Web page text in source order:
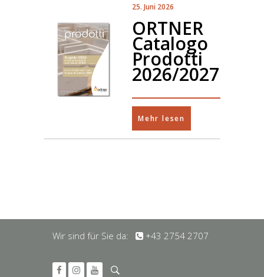
25. Juni 2026
ORTNER
Catalogo
Prodotti
2026/2027
Mehr lesen
Wir sind für Sie da: +43 2754 2707